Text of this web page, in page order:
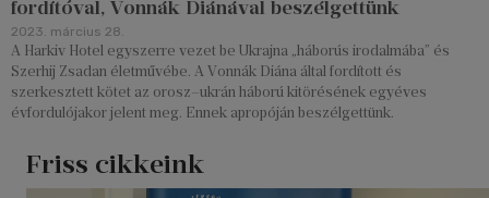
fordítóval, Vonnák Diánával beszélgettünk
2023. március 28.
A Harkiv Hotel egyszerre vezet be Ukrajna „háborús irodalmába” és
Szerhij Zsadan életművébe. A Vonnák Diána által fordított és
szerkesztett kötet az orosz–ukrán háború kitörésének egyéves
évfordulójakor jelent meg. Ennek apropóján beszélgettünk.
Friss cikkeink